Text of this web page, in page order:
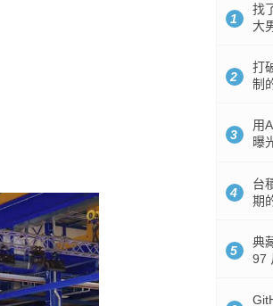
1
找
大
2
打
制
3
用
曝
4
台
期
5
典
97